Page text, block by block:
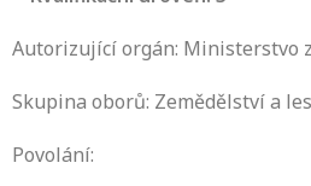
Autorizující orgán: Ministerstvo
Skupina oborů: Zemědělství a
Povolání: